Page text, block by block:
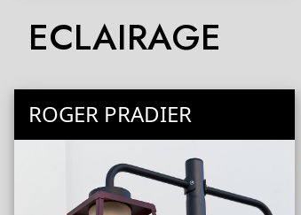
Spectra
Spectra UX
ECLAIRAGE
ROGER PRADIER